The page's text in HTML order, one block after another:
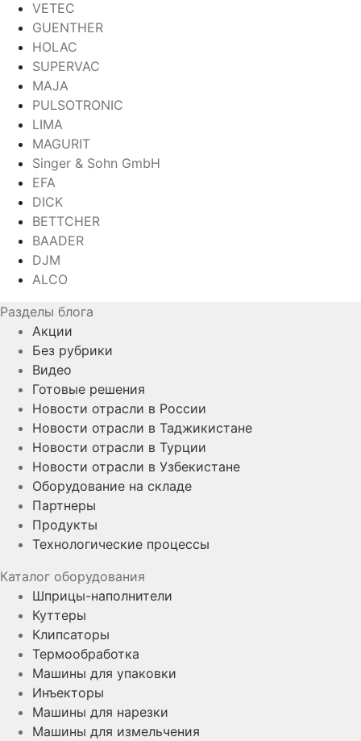
VETEC
GUENTHER
HOLAC
SUPERVAC
MAJA
PULSOTRONIC
LIMA
MAGURIT
Singer & Sohn GmbH
EFA
DICK
BETTCHER
BAADER
DJM
ALCO
Разделы блога
Акции
Без рубрики
Видео
Готовые решения
Новости отрасли в России
Новости отрасли в Таджикистане
Новости отрасли в Турции
Новости отрасли в Узбекистане
Оборудование на складе
Партнеры
Продукты
Технологические процессы
Каталог оборудования
Шприцы-наполнители
Куттеры
Клипсаторы
Термообработка
Машины для упаковки
Инъекторы
Машины для нарезки
Машины для измельчения